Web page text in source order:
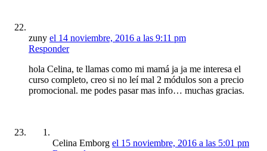
zuny el 14 noviembre, 2016 a las 9:11 pm
Responder
hola Celina, te llamas como mi mamá ja ja me interesa el
curso completo, creo si no leí mal 2 módulos son a precio
promocional. me podes pasar mas info… muchas gracias.
Celina Emborg el 15 noviembre, 2016 a las 5:01 pm